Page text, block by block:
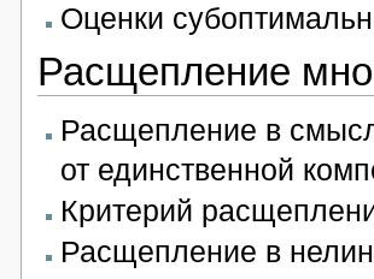
Оценки
Расщепление
Расщепление в
от единственной
Критерий
Расщепление в